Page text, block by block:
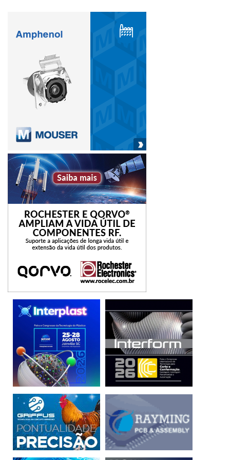
intercorrências em suas redes de negócios.
De modo muito prático, a adoção de ferramentas digitais
estão acontecendo os gargalos e atrasos por conta de
fronteiras fechadas ou quantos navios estão parados no
mar, entre outros. Além do mais, o uso dessas soluções
também simplifica o trabalho para reequilibrar o trabalho
linhas de produção, caso seja necessário. Ou seja, a
tecnologia traz como grande benefício a possibilidade de
processar rapidamente informações complexas,
fornecendo respostas com uma agilidade vital para o
ambiente atual.
É possível dizer que a pandemia da Covid-19 deixou ainda
mais clara a ideia de que o futuro está no uso de
plataformas de experiência colaborativa e de simulação.
Elas são, de fato, fundamentais para catalisar a inovação e
o desenvolvimento de soluções mais longevas nestes
novos tempos. Outro aprendizado, portanto, é
necessidade de que cada vez mais as empresas,
pesquisadores e startups reforcem e ampliem o uso de
ferramentas colaborativas, em busca de soluções mais
assertivas para seus desafios diários.
Se é verdade que o coronavírus colocou a indústria
mundial em xeque, também é verdadeiro afirmar que este
ambiente em desordem reforçou o papel de algumas
propostas e oportunidades. Não por acaso, o último ano foi
bastante prolífico em apresentar grandes casos de
sucesso, com companhias dos mais diversos segmentos
ganhando espaço à medida que conseguiam responder às
novas realidades de suas indústrias por meio do uso da